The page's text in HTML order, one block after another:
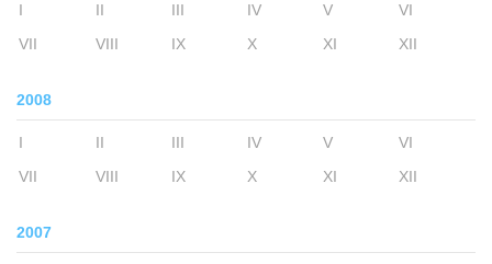
I II III IV V
VI
VII
VIII IX X XI XII
2008
I II III IV V
VI
VII
VIII IX X XI XII
2007